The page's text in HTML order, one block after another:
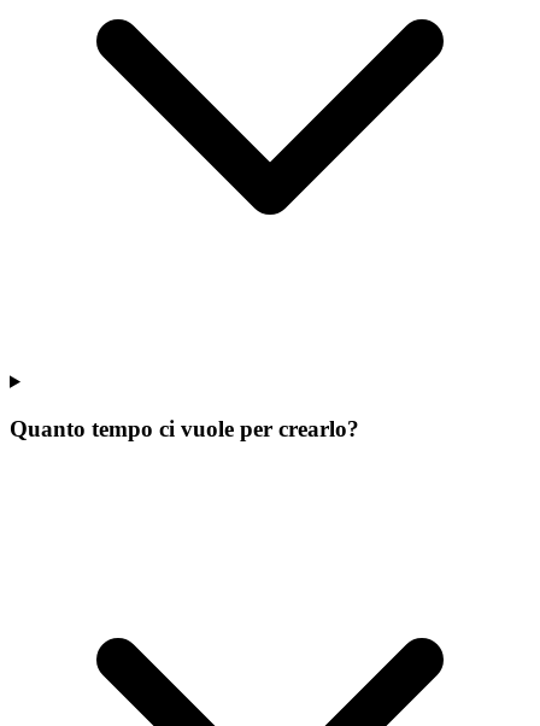
Quanto tempo ci vuole per crearlo?